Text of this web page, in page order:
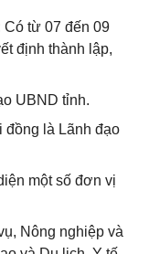
Có từ 07 đến 09
định thành lập,
UBND tỉnh.
đồng là Lãnh đạo
một số đơn vị
Nông nghiệp và